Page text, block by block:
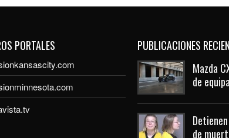
PORTALES
PUBLICACIONES
Mazda
de
de